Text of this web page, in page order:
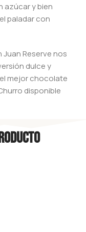
azúcar y bien
paladar con
Reserve nos
dulce y
mejor chocolate
disponible